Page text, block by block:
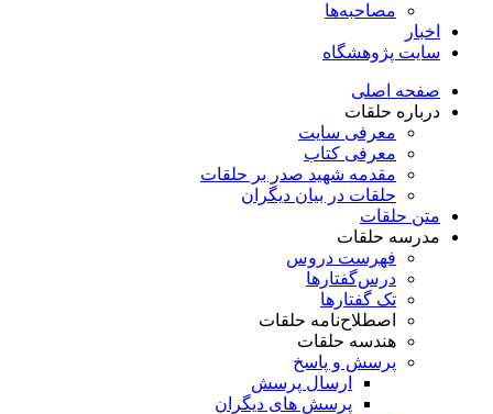
مصاحبه‌ها
اخبار
سایت پژوهشگاه
صفحه اصلی
درباره حلقات
معرفی سایت
معرفی کتاب
مقدمه شهید صدر بر حلقات
حلقات در بیان دیگران
متن حلقات
مدرسه حلقات
فهرست دروس
درس‌گفتار‌ها
تک گفتارها
اصطلاح‌نامه حلقات
هندسه حلقات
پرسش و پاسخ
ارسال پرسش
پرسش های دیگران